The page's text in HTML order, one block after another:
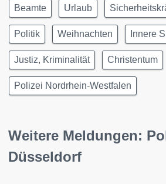
Beamte Urlaub
Politik Weihnachten Innere
Justiz, Kriminalität Christentum
Polizei Nordrhein-Westfalen
Weitere Meldungen:
Düsseldorf